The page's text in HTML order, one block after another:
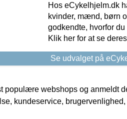
Hos eCykelhjelm.dk
kvinder, mænd, børn
godkendte, hvorfor
Klik her for at se
Se udvalget på
populære webshops og anmeldt
kundeservice,